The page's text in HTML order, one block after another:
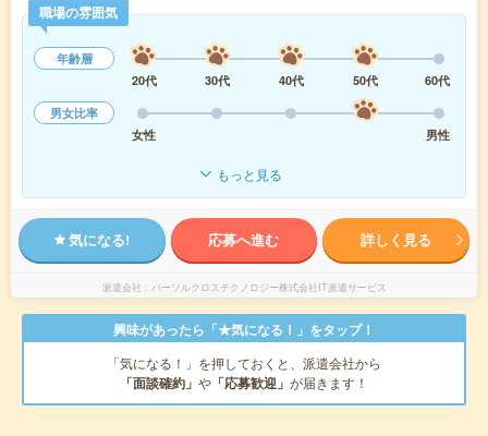
職場の雰囲気
年齢層
20代
30代 40代 50代
60代
男女比率
女性
男性
もっと見る
気になる! 応募へ進む 詳しく見る
派遣会社 パーソルクロステクノロジー株式会社IT派遣サービス
興味があったら「★気になる！」をタップ！
「気になる！」を押しておくと、派遣会社から
「面談確約」 や 「応募歓迎」 が届きます！